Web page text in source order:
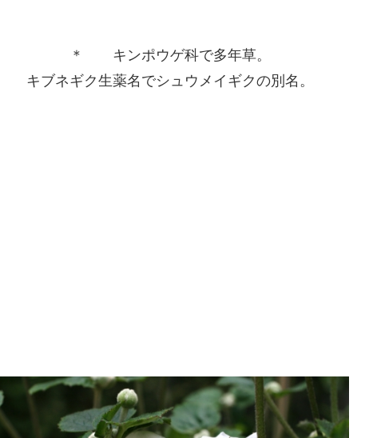
＊ キンポウゲ科で多年草。
キブネギク生薬名でシュウメイギクの別名。